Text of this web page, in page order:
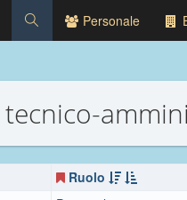
Personale
Ruolo